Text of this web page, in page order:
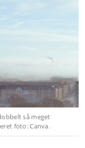
så meget
foto: Canva.